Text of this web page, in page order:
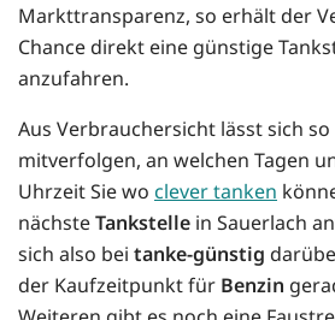
Markttransparenz, so erhält der
Chance direkt eine günstige
anzufahren.
Aus Verbrauchersicht lässt sich
mitverfolgen, an welchen Tagen
Uhrzeit Sie wo clever tanken
nächsteTankstelle in Sauerlach
sich also bei tanke-günstig
der Kaufzeitpunkt für Benzin